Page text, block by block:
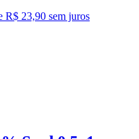
R$ 23,90 sem juros